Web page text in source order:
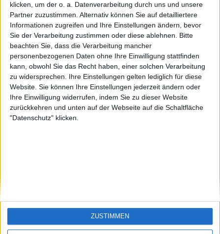
klicken, um der o. a. Datenverarbeitung durch uns und unsere
Partner zuzustimmen. Alternativ können Sie auf detailliertere
Informationen zugreifen und Ihre Einstellungen ändern, bevor
Sie der Verarbeitung zustimmen oder diese ablehnen. Bitte
beachten Sie, dass die Verarbeitung mancher
personenbezogenen Daten ohne Ihre Einwilligung stattfinden
kann, obwohl Sie das Recht haben, einer solchen Verarbeitung
zu widersprechen. Ihre Einstellungen gelten lediglich für diese
Website. Sie können Ihre Einstellungen jederzeit ändern oder
Ihre Einwilligung widerrufen, indem Sie zu dieser Website
zurückkehren und unten auf der Webseite auf die Schaltfläche
"Datenschutz" klicken.
ZUSTIMMEN
KXM aus der
Oberpfalz
EnzRRh eek
Si vous êtes francophone, vous devriez allerici
🇺🇸 We noticed you’re visiting
from an English-speaking
country
Join our American version now and be
among the firsts to submit your score
on our leaderboards!
Let's visit GeoHeroes.com!